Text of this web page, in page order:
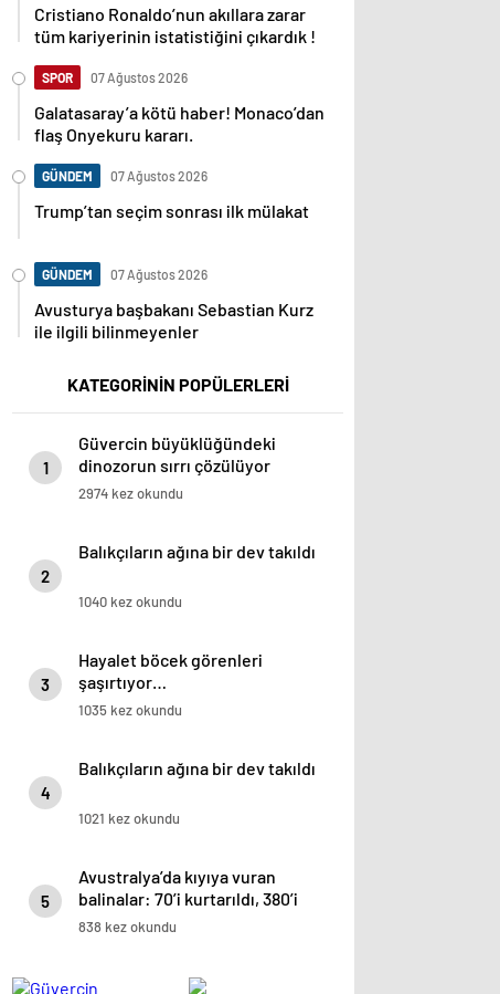
Cristiano Ronaldo’nun akıllara zarar
tüm kariyerinin istatistiğini çıkardık !
SPOR 07 Ağustos 2026
Galatasaray’a kötü haber! Monaco’dan
flaş Onyekuru kararı.
GÜNDEM 07 Ağustos 2026
Trump’tan seçim sonrası ilk mülakat
GÜNDEM 07 Ağustos 2026
Avusturya başbakanı Sebastian Kurz
ile ilgili bilinmeyenler
KATEGORİNİN POPÜLERLERİ
1
Güvercin büyüklüğündeki
dinozorun sırrı çözülüyor
2974 kez okundu
2
Balıkçıların ağına bir dev takıldı
1040 kez okundu
3
Hayalet böcek görenleri
şaşırtıyor…
1035 kez okundu
4
Balıkçıların ağına bir dev takıldı
1021 kez okundu
5
Avustralya’da kıyıya vuran
balinalar: 70’i kurtarıldı, 380’i
öldü
838 kez okundu